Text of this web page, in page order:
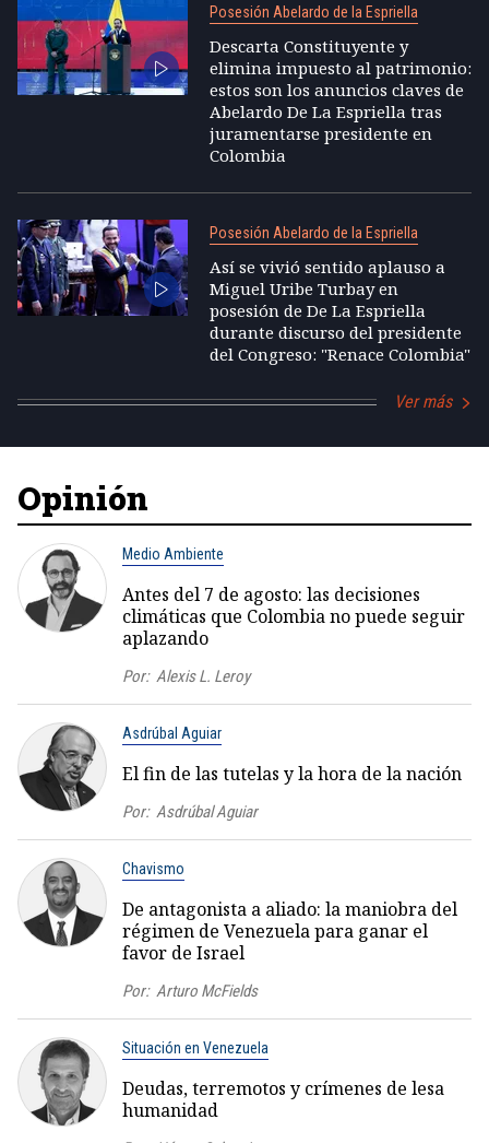
Posesión Abelardo de la Espriella
Descarta Constituyente y
elimina impuesto al patrimonio:
estos son los anuncios claves de
Abelardo De La Espriella tras
juramentarse presidente en
Colombia
Posesión Abelardo de la Espriella
Así se vivió sentido aplauso a
Miguel Uribe Turbay en
posesión de De La Espriella
durante discurso del presidente
del Congreso: "Renace Colombia"
Ver más
Opinión
Medio Ambiente
Antes del 7 de agosto: las decisiones
climáticas que Colombia no puede seguir
aplazando
Por: Alexis L. Leroy
Asdrúbal Aguiar
El fin de las tutelas y la hora de la nación
Por: Asdrúbal Aguiar
Chavismo
De antagonista a aliado: la maniobra del
régimen de Venezuela para ganar el
favor de Israel
Por: Arturo McFields
Situación en Venezuela
Deudas, terremotos y crímenes de lesa
humanidad